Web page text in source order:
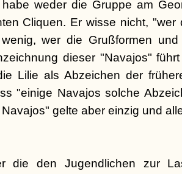
weder die Gruppe am
Cliquen. Er wisse nicht, "wer
wer die Grußformen
dieser "Navajos"
Lilie als Abzeichen der
"einige Navajos solche
gelte aber einzig und
die den Jugendlichen zur